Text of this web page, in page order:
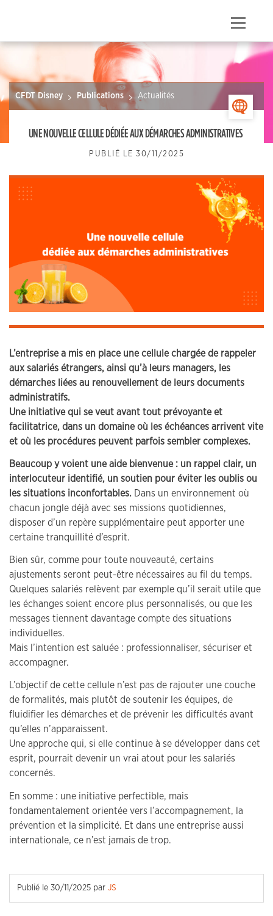
Menu
CFDT Disney Publications Actualités
UNE NOUVELLE CELLULE DÉDIÉE AUX DÉMARCHES ADMINISTRATIVES
PUBLIÉ LE 30/11/2025
L’entreprise a mis en place une cellule chargée de rappeler
aux salariés étrangers, ainsi qu’à leurs managers, les
démarches liées au renouvellement de leurs documents
administratifs.
Une initiative qui se veut avant tout prévoyante et
facilitatrice, dans un domaine où les échéances arrivent vite
et où les procédures peuvent parfois sembler complexes.
Beaucoup y voient une aide bienvenue : un rappel clair, un
interlocuteur identifié, un soutien pour éviter les oublis ou
les situations inconfortables. Dans un environnement où
chacun jongle déjà avec ses missions quotidiennes,
disposer d’un repère supplémentaire peut apporter une
certaine tranquillité d’esprit.
Bien sûr, comme pour toute nouveauté, certains
ajustements seront peut-être nécessaires au fil du temps.
Quelques salariés relèvent par exemple qu’il serait utile que
les échanges soient encore plus personnalisés, ou que les
messages tiennent davantage compte des situations
individuelles.
Mais l’intention est saluée : professionnaliser, sécuriser et
accompagner.
L’objectif de cette cellule n’est pas de rajouter une couche
de formalités, mais plutôt de soutenir les équipes, de
fluidifier les démarches et de prévenir les difficultés avant
qu’elles n’apparaissent.
Une approche qui, si elle continue à se développer dans cet
esprit, pourrait devenir un vrai atout pour les salariés
concernés.
En somme : une initiative perfectible, mais
fondamentalement orientée vers l’accompagnement, la
prévention et la simplicité. Et dans une entreprise aussi
internationale, ce n’est jamais de trop.
Publié le 30/11/2025 par JS